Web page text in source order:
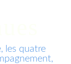
les quatre